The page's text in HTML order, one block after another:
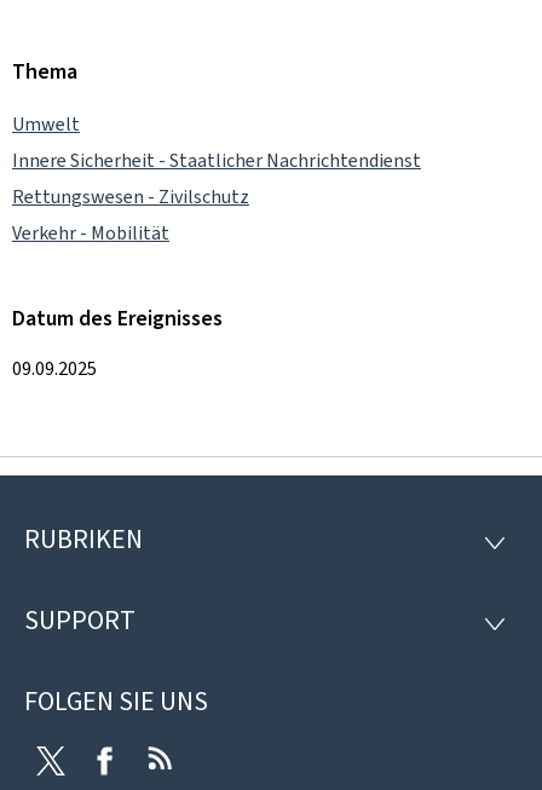
Thema
Umwelt
Innere Sicherheit - Staatlicher Nachrichtendienst
Rettungswesen - Zivilschutz
Verkehr - Mobilität
Datum des Ereignisses
09.09.2025
Footer
RUBRIKEN
SUPPORT
FOLGEN SIE UNS
Twitter Facebook